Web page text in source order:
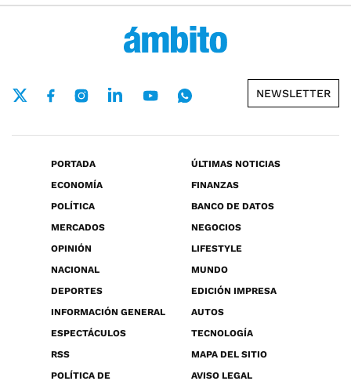
NEWSLETTER
PORTADA
ÚLTIMAS NOTICIAS
ECONOMÍA
FINANZAS
POLÍTICA
BANCO DE DATOS
MERCADOS
NEGOCIOS
OPINIÓN
LIFESTYLE
NACIONAL
MUNDO
DEPORTES
EDICIÓN IMPRESA
INFORMACIÓN GENERAL
AUTOS
ESPECTÁCULOS
TECNOLOGÍA
RSS
MAPA DEL SITIO
POLÍTICA DE
AVISO LEGAL